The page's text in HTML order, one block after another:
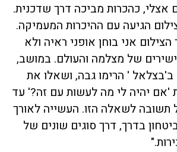
אצלי, כהכרות מביכה דרך שדכנית.
הגיעה עם ההיכרות המעמיקה.
אני בוחן אופני ראיה ולא
של מצלמה והעולם. במושב,
ב'בצלאל ' הרימו גבה, ושאלו את
יהיה לי מה לעשות עם זה?' עד
תשובה לשאלה הזו. העשייה לאורך
בדרך, דרך סוגים שונים של